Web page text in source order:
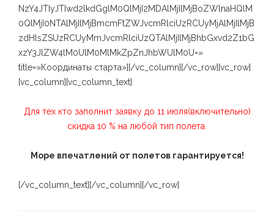
NzY4JTIyJTIwd2lkdGglM0QlMjI2MDAlMjIlMjBoZWlnaHQlM
0QlMjI0NTAlMjIlMjBmcmFtZWJvcmRlciUzRCUyMjAlMjIlMjB
zdHlsZSUzRCUyMmJvcmRlciUzQTAlMjIlMjBhbGxvd2Z1bG
xzY3JlZW4lM0UlM0MlMkZpZnJhbWUlM0U=»
title=»Координаты старта»][/vc_column][/vc_row][vc_row]
[vc_column][vc_column_text]
Для тех кто заполнит заявку до 11 июля(включительно)
скидка 10 % на любой тип полета.
Море впечатлений от полетов гарантируется!
[/vc_column_text][/vc_column][/vc_row]